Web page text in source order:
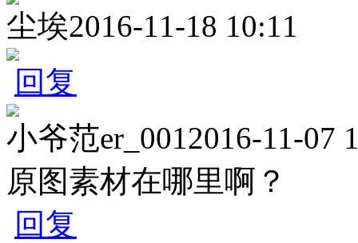
尘埃2016-11-18 10:11
回复
小爷范er_0012016-11-07
原图素材在哪里啊？
回复